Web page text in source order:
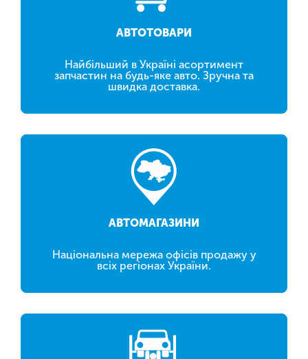
АВТОТОВАРИ
Найбільший в Україні асортимент
запчастин на будь-яке авто. Зручна та
швидка доставка.
АВТОМАГАЗИНИ
Національна мережа офісів продажу у
всіх регіонах України.